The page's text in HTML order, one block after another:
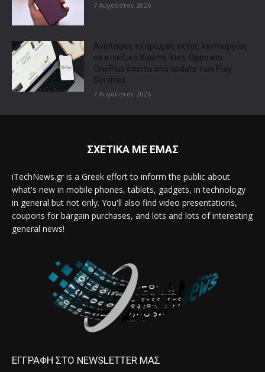
7 Αυγούστου 2026
Ανέπαφες πληρωμές εκτός λειτουργίας
σε κινεζικά Xiaomi, Vivo, Oppo και
OnePlus έπειτα από update των Play
Services
7 Αυγούστου 2026
ΣΧΕΤΙΚΑ ΜΕ ΕΜΑΣ
iTechNews.gr is a Greek effort to inform the public about
what's new in mobile phones, tablets, gadgets, in technology
in general but not only. You'll also find video presentations,
coupons for bargain purchases, and lots and lots of interesting
general news!
ΕΓΓΡΑΦΗ ΣΤΟ NEWSLETTER ΜΑΣ